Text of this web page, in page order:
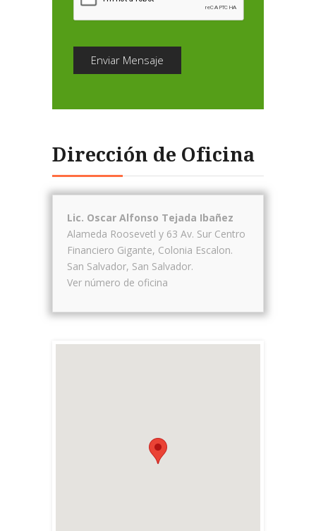
Enviar Mensaje
Dirección de Oficina
Lic. Oscar Alfonso Tejada Ibañez
Alameda Roosevetl y 63 Av. Sur Centro
Financiero Gigante, Colonia Escalon.
San Salvador, San Salvador.
Ver número de oficina